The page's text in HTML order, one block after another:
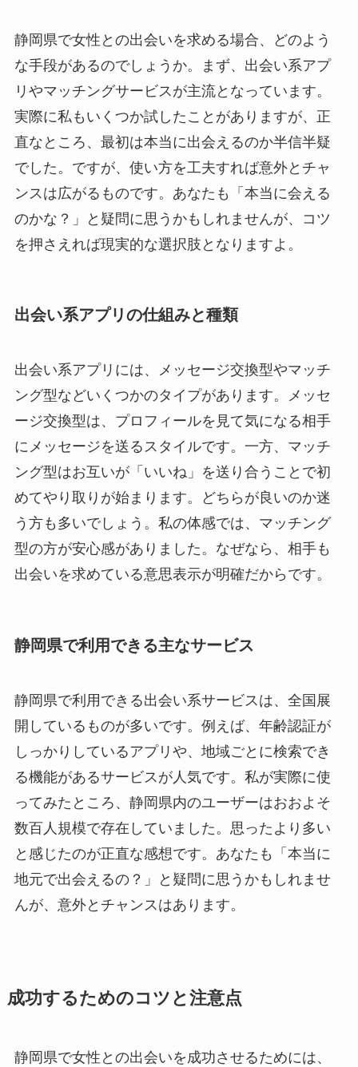
静岡県で女性との出会いを求める場合、どのよう
な手段があるのでしょうか。まず、出会い系アプ
リやマッチングサービスが主流となっています。
実際に私もいくつか試したことがありますが、正
直なところ、最初は本当に出会えるのか半信半疑
でした。ですが、使い方を工夫すれば意外とチャ
ンスは広がるものです。あなたも「本当に会える
のかな？」と疑問に思うかもしれませんが、コツ
を押さえれば現実的な選択肢となりますよ。
出会い系アプリの仕組みと種類
出会い系アプリには、メッセージ交換型やマッチ
ング型などいくつかのタイプがあります。メッセ
ージ交換型は、プロフィールを見て気になる相手
にメッセージを送るスタイルです。一方、マッチ
ング型はお互いが「いいね」を送り合うことで初
めてやり取りが始まります。どちらが良いのか迷
う方も多いでしょう。私の体感では、マッチング
型の方が安心感がありました。なぜなら、相手も
出会いを求めている意思表示が明確だからです。
静岡県で利用できる主なサービス
静岡県で利用できる出会い系サービスは、全国展
開しているものが多いです。例えば、年齢認証が
しっかりしているアプリや、地域ごとに検索でき
る機能があるサービスが人気です。私が実際に使
ってみたところ、静岡県内のユーザーはおおよそ
数百人規模で存在していました。思ったより多い
と感じたのが正直な感想です。あなたも「本当に
地元で出会えるの？」と疑問に思うかもしれませ
んが、意外とチャンスはあります。
成功するためのコツと注意点
静岡県で女性との出会いを成功させるためには、